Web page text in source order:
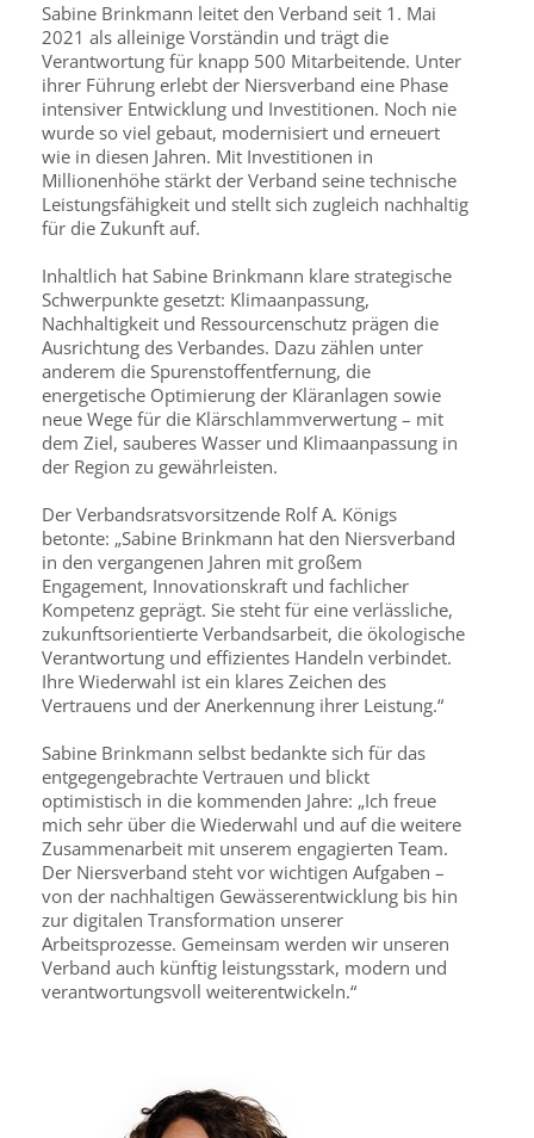
Sabine Brinkmann leitet den Verband seit 1. Mai
2021 als alleinige Vorständin und trägt die
Verantwortung für knapp 500 Mitarbeitende. Unter
ihrer Führung erlebt der Niersverband eine Phase
intensiver Entwicklung und Investitionen. Noch nie
wurde so viel gebaut, modernisiert und erneuert
wie in diesen Jahren. Mit Investitionen in
Millionenhöhe stärkt der Verband seine technische
Leistungsfähigkeit und stellt sich zugleich nachhaltig
für die Zukunft auf.
Inhaltlich hat Sabine Brinkmann klare strategische
Schwerpunkte gesetzt: Klimaanpassung,
Nachhaltigkeit und Ressourcenschutz prägen die
Ausrichtung des Verbandes. Dazu zählen unter
anderem die Spurenstoffentfernung, die
energetische Optimierung der Kläranlagen sowie
neue Wege für die Klärschlammverwertung – mit
dem Ziel, sauberes Wasser und Klimaanpassung in
der Region zu gewährleisten.
Der Verbandsratsvorsitzende Rolf A. Königs
betonte: „Sabine Brinkmann hat den Niersverband
in den vergangenen Jahren mit großem
Engagement, Innovationskraft und fachlicher
Kompetenz geprägt. Sie steht für eine verlässliche,
zukunftsorientierte Verbandsarbeit, die ökologische
Verantwortung und effizientes Handeln verbindet.
Ihre Wiederwahl ist ein klares Zeichen des
Vertrauens und der Anerkennung ihrer Leistung.“
Sabine Brinkmann selbst bedankte sich für das
entgegengebrachte Vertrauen und blickt
optimistisch in die kommenden Jahre: „Ich freue
mich sehr über die Wiederwahl und auf die weitere
Zusammenarbeit mit unserem engagierten Team.
Der Niersverband steht vor wichtigen Aufgaben –
von der nachhaltigen Gewässerentwicklung bis hin
zur digitalen Transformation unserer
Arbeitsprozesse. Gemeinsam werden wir unseren
Verband auch künftig leistungsstark, modern und
verantwortungsvoll weiterentwickeln.“